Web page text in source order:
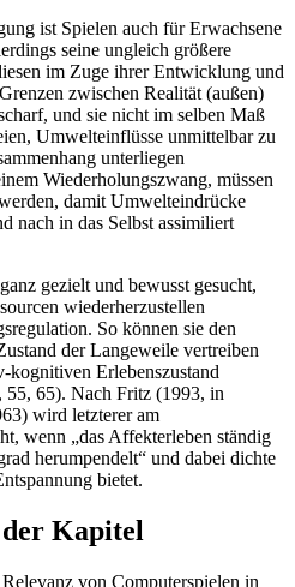
ist Spielen auch für Erwachsene
seine ungleich größere
im Zuge ihrer Entwicklung und
zwischen Realität (außen)
und sie nicht im selben Maß
Umwelteinflüsse unmittelbar zu
unterliegen
Wiederholungszwang, müssen
damit Umwelteindrücke
nach in das Selbst assimiliert
gezielt und bewusst gesucht,
wiederherzustellen
So können sie den
der Langeweile vertreiben
kognitiven Erlebenszustand
65). Nach Fritz (1993, in
wird letzterer am
wenn „das Affekterleben ständig
herumpendelt“ und dabei dichte
bietet.
der Kapitel
von Computerspielen in